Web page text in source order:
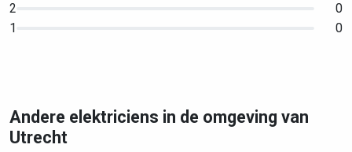
2
0
1
0
Andere elektriciens in de omgeving van
Utrecht